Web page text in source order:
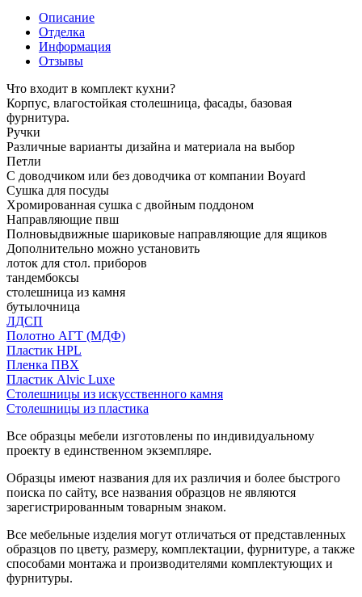
Описание
Отделка
Информация
Отзывы
Что входит в комплект кухни?
Корпус, влагостойкая столешница, фасады, базовая
фурнитура.
Ручки
Различные варианты дизайна и материала на выбор
Петли
С доводчиком или без доводчика от компании Boyard
Сушка для посуды
Хромированная сушка с двойным поддоном
Направляющие пвш
Полновыдвижные шариковые направляющие для ящиков
Дополнительно можно установить
лоток для стол. приборов
тандембоксы
столешница из камня
бутылочница
ЛДСП
Полотно АГТ (МДФ)
Пластик HPL
Пленка ПВХ
Пластик Alvic Luxe
Столешницы из искусственного камня
Столешницы из пластика
Все образцы мебели изготовлены по индивидуальному
проекту в единственном экземпляре.
Образцы имеют названия для их различия и более быстрого
поиска по сайту, все названия образцов не являются
зарегистрированным товарным знаком.
Все мебельные изделия могут отличаться от представленных
образцов по цвету, размеру, комплектации, фурнитуре, а также
способами монтажа и производителями комплектующих и
фурнитуры.